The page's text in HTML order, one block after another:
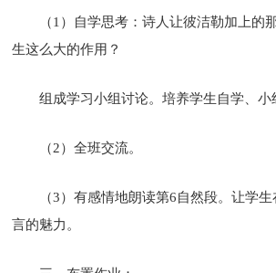
（1）自学思考：诗人让彼洁勒加上的
生这么大的作用？
组成学习小组讨论。培养学生自学、小
（2）全班交流。
（3）有感情地朗读第6自然段。让学
言的魅力。